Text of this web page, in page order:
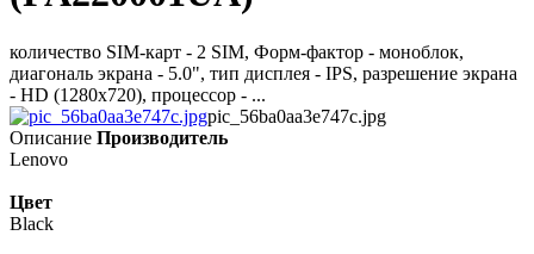
количество SIM-карт - 2 SIM, Форм-фактор - моноблок,
диагональ экрана - 5.0", тип дисплея - IPS, разрешение экрана
- HD (1280х720), процессор - ...
pic_56ba0aa3e747c.jpg
Описание Производитель
Lenovo
Цвет
Black